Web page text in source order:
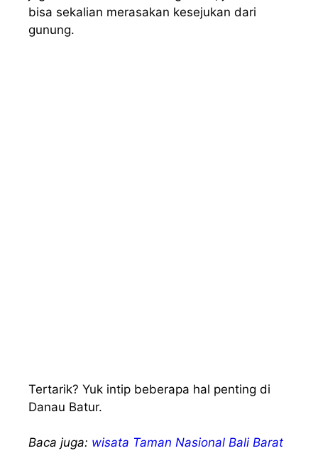
bisa sekalian merasakan kesejukan dari
gunung.
Tertarik? Yuk intip beberapa hal penting di
Danau Batur.
Baca juga: wisata Taman Nasional Bali Barat